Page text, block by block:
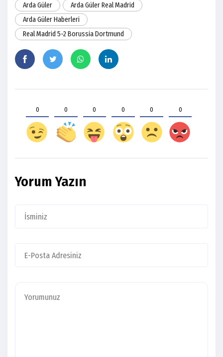
Arda Güler
Arda Güler Real Madrid
Arda Güler Haberleri
Real Madrid 5-2 Borussia Dortmund
0 0 0 0 0 0
Yorum Yazın